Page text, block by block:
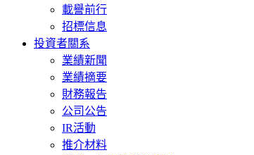
載譽前行
招標信息
投資者關系
業績新聞
業績摘要
財務報告
公司公告
IR活動
推介材料